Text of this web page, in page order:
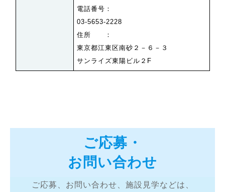
電話番号：
03-5653-2228
住所 ：
東京都江東区南砂２－６－３
サンライズ東陽ビル２F
ご応募・
お問い合わせ
ご応募、お問い合わせ、施設見学などは、